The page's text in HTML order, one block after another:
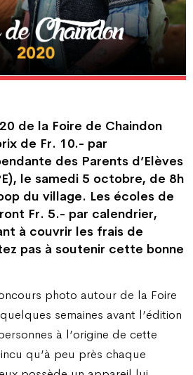
de la Foire de Chaindon
de Fr. 10.- par
des Parents d’Elèves
le samedi 5 octobre, de 8h
du village. Les écoles de
Fr. 5.- par calendrier,
à couvrir les frais de
pas à soutenir cette bonne
photo autour de la Foire
semaines avant l’édition
à l’origine de cette
qu’à peu près chaque